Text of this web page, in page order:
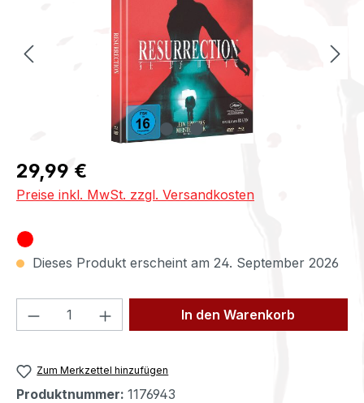
Regulärer Preis:
29,99 €
Preise inkl. MwSt. zzgl. Versandkosten
Dieses Produkt erscheint am 24. September 2026
Produkt Anzahl: Gib denIn den Warenkorb
Zum Merkzettel hinzufügen
Produktnummer: 1176943